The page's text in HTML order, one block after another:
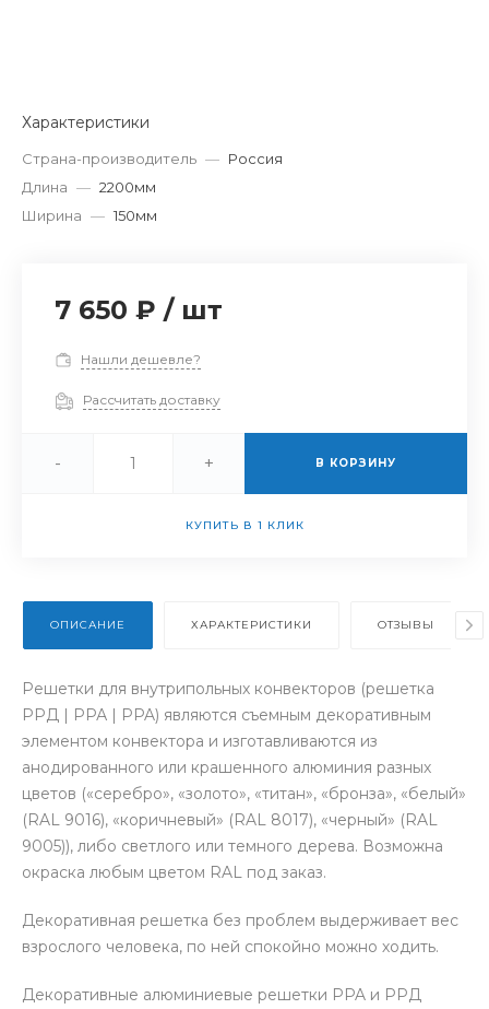
Характеристики
Страна-производитель — Россия
Длина — 2200мм
Ширина — 150мм
7 650 ₽ / шт
Нашли дешевле?
Рассчитать доставку
- + В КОРЗИНУ
КУПИТЬ В 1 КЛИК
ОПИСАНИЕ ХАРАКТЕРИСТИКИ ОТЗЫВЫ
Решетки для внутрипольных конвекторов (решетка
РРД | РРА | PPA) являются съемным декоративным
элементом конвектора и изготавливаются из
анодированного или крашенного алюминия разных
цветов («серебро», «золото», «титан», «бронза», «белый»
(RAL 9016), «коричневый» (RAL 8017), «черный» (RAL
9005)), либо светлого или темного дерева. Возможна
окраска любым цветом RAL под заказ.
Декоративная решетка без проблем выдерживает вес
взрослого человека, по ней спокойно можно ходить.
Декоративные алюминиевые решетки PPA и РРД